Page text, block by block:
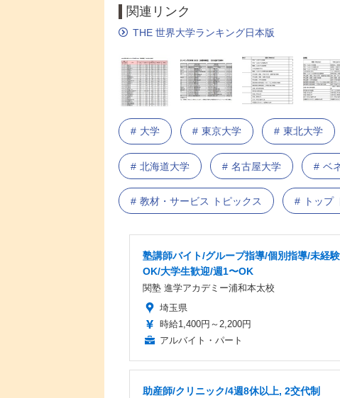
関連リンク
THE 世界大学ランキング日本版
大学 東京大学 東北大学
北海道大学 名古屋大学 ベ
教材・サービス トピックス トップ
塾講師バイト/グループ指導/個別指導/未経験
OK/大学生歓迎/週1〜OK
関塾 進学アカデミー浦和本太校
埼玉県
時給1,400円～2,200円
アルバイト・パート
助産師/クリニック/4週8休以上, 2交代制